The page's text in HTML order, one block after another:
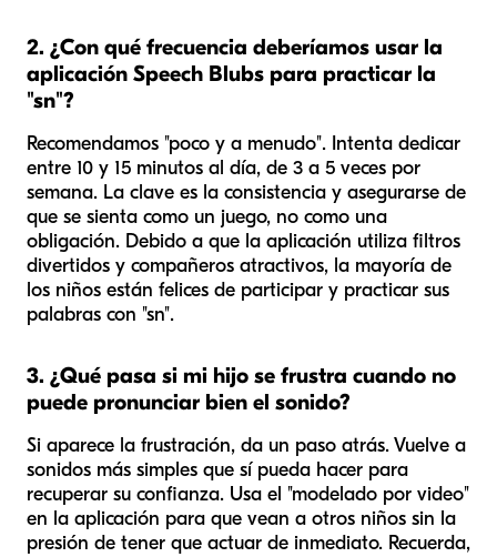
2. ¿Con qué frecuencia deberíamos usar la
aplicación Speech Blubs para practicar la
"sn"?
Recomendamos "poco y a menudo". Intenta dedicar
entre 10 y 15 minutos al día, de 3 a 5 veces por
semana. La clave es la consistencia y asegurarse de
que se sienta como un juego, no como una
obligación. Debido a que la aplicación utiliza filtros
divertidos y compañeros atractivos, la mayoría de
los niños están felices de participar y practicar sus
palabras con "sn".
3. ¿Qué pasa si mi hijo se frustra cuando no
puede pronunciar bien el sonido?
Si aparece la frustración, da un paso atrás. Vuelve a
sonidos más simples que sípueda hacer para
recuperar su confianza. Usa el "modelado por video"
en la aplicación para que vean a otros niños sin la
presión de tener que actuar de inmediato. Recuerda,